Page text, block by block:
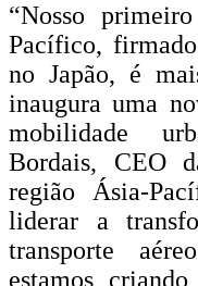
“Nosso
Pacífico,
no Japão, é
inaugura uma
mobilidade
Bordais, CEO
região Ásia-
liderar a
transporte
estamos